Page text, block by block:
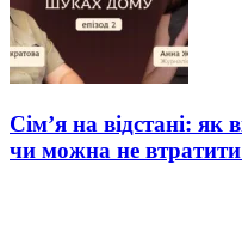
Сім’я на відстані: як
чи можна не втратити